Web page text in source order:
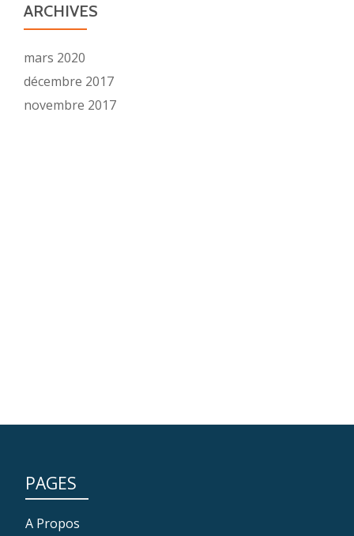
ARCHIVES
mars 2020
décembre 2017
novembre 2017
PAGES
A Propos